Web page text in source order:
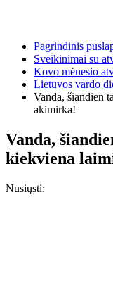
Pagrindinis
Sveikinimai su
Kovo mėnesio
Lietuvos vardo
Vanda, šiandien
akimirka!
Vanda,
kiekviena
Nusiųsti: